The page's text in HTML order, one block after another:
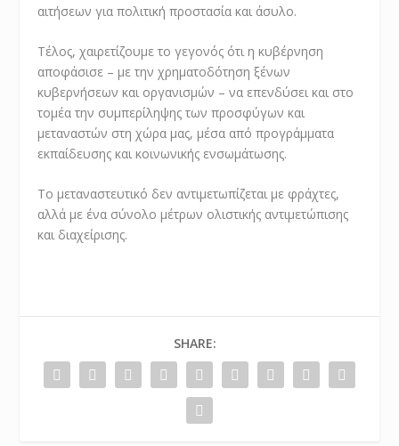
αιτήσεων για πολιτική προστασία και άσυλο.
Τέλος, χαιρετίζουμε το γεγονός ότι η κυβέρνηση
αποφάσισε – με την χρηματοδότηση ξένων
κυβερνήσεων και οργανισμών – να επενδύσει και στο
τομέα την συμπερίληψης των προσφύγων και
μεταναστών στη χώρα μας, μέσα από προγράμματα
εκπαίδευσης και κοινωνικής ενσωμάτωσης.
Το μεταναστευτικό δεν αντιμετωπίζεται με φράχτες,
αλλά με ένα σύνολο μέτρων ολιστικής αντιμετώπισης
και διαχείρισης.
SHARE: